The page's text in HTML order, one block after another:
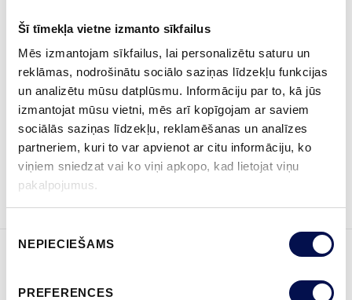
Šī tīmekļa vietne izmanto sīkfailus
Mēs izmantojam sīkfailus, lai personalizētu saturu un
reklāmas, nodrošinātu sociālo saziņas līdzekļu funkcijas
un analizētu mūsu datplūsmu. Informāciju par to, kā jūs
izmantojat mūsu vietni, mēs arī kopīgojam ar saviem
sociālās saziņas līdzekļu, reklamēšanas un analīzes
partneriem, kuri to var apvienot ar citu informāciju, ko
viņiem sniedzat vai ko viņi apkopo, kad lietojat viņu
pakalpojumus.
izvēle
NEPIECIEŠAMS
PREFERENCES
KUR IEGĀDĀTIES
Sazinies ar mums